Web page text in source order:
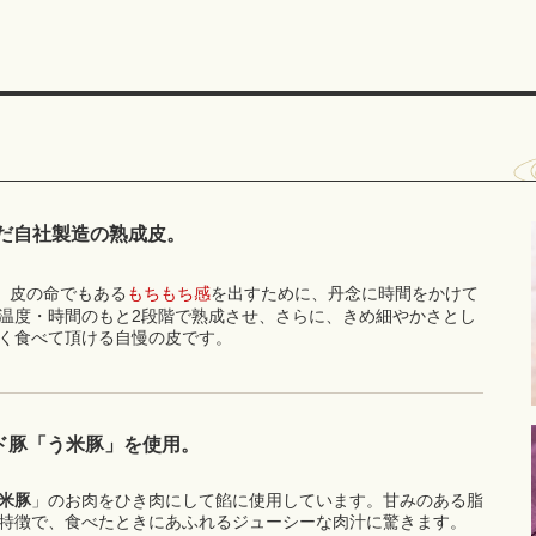
社製造の熟成皮。
皮の命でもある もちもち感を出すために、丹念に時間をかけて
度・時間のもと2段階で熟成させ、さらに、きめ細やかさとし
食べて頂ける自慢の皮です。
「 う米豚」を使用。
豚 」のお肉をひき肉にして餡に使用しています。甘みのある脂
徴で、食べたときにあふれるジューシーな肉汁に驚きます。